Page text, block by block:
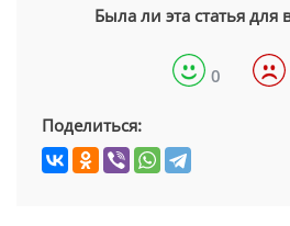
Была ли эта статья для
0
Поделиться: